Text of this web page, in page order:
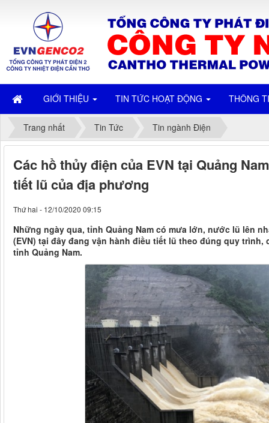
GIỚI THIỆU TIN TỨC HOẠT ĐỘNG THÔNG
Trang nhất Tin Tức Tin ngành Điện
Các hồ thủy điện của EVN tại Quảng
tiết lũ của địa phương
Thứ hai - 12/10/2020 09:15
Những ngày qua, tỉnh Quảng Nam có mưa lớn, nước lũ lên
(EVN) tại đây đang vận hành điều tiết lũ theo đúng quy trình,
tỉnh Quảng Nam.